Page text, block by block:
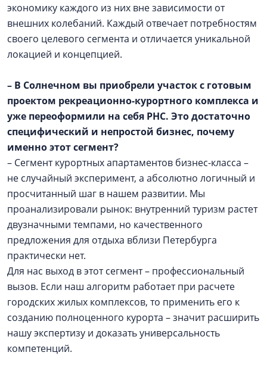
экономику каждого из них вне зависимости от
внешних колебаний. Каждый отвечает потребностям
своего целевого сегмента и отличается уникальной
локацией и концепцией.
– В Солнечном вы приобрели участок с готовым
проектом рекреационно-курортного комплекса и
уже переоформили на себя РНС. Это достаточно
специфический и непростой бизнес, почему
именно этот сегмент?
– Сегмент курортных апартаментов бизнес-класса –
не случайный эксперимент, а абсолютно логичный и
просчитанный шаг в нашем развитии. Мы
проанализировали рынок: внутренний туризм растет
двузначными темпами, но качественного
предложения для отдыха вблизи Петербурга
практически нет.
Для нас выход в этот сегмент – профессиональный
вызов. Если наш алгоритм работает при расчете
городских жилых комплексов, то применить его к
созданию полноценного курорта – значит расширить
нашу экспертизу и доказать универсальность
компетенций.